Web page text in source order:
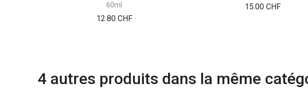
60ml
12.80 CHFPrix
15.00 CHFPrix
4 autres produits dans la même